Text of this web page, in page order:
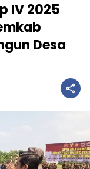
IV 2025
Desa